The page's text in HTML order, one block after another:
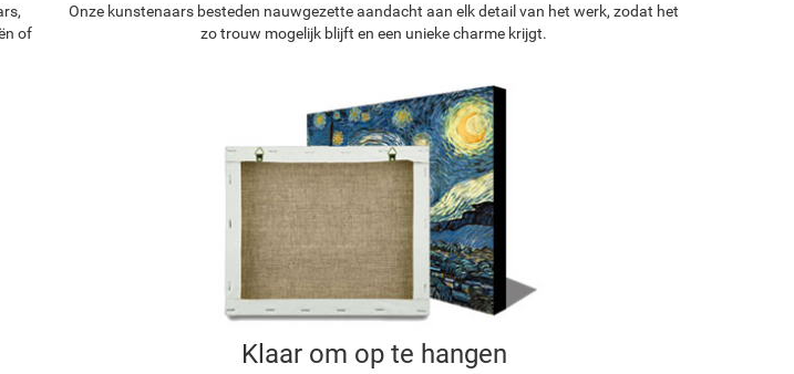
of
Onze kunstenaars besteden nauwgezette aandacht aan elk detail van het werk, zodat het
zo trouw mogelijk blijft en een unieke charme krijgt.
Klaar om op te hangen